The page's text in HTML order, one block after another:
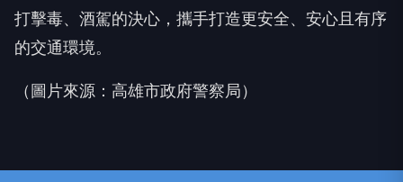
打擊毒、酒駕的決心，攜手打造更安全、安心且有序
的交通環境。
（圖片來源：高雄市政府警察局）